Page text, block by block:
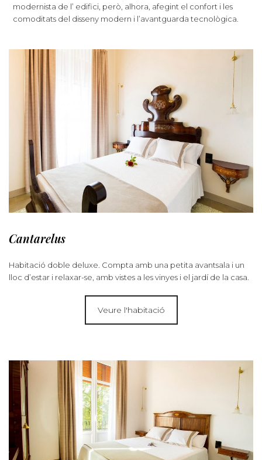
modernista de l’ edifici, però, alhora, afegint el confort i les
comoditats del disseny modern i l’avantguarda tecnològica.
Cantarelus
Habitació doble deluxe. Compta amb una petita avantsala i un
lloc d’estar i relaxar-se, amb vistes a les vinyes i el jardí de la casa.
Veure l'habitació